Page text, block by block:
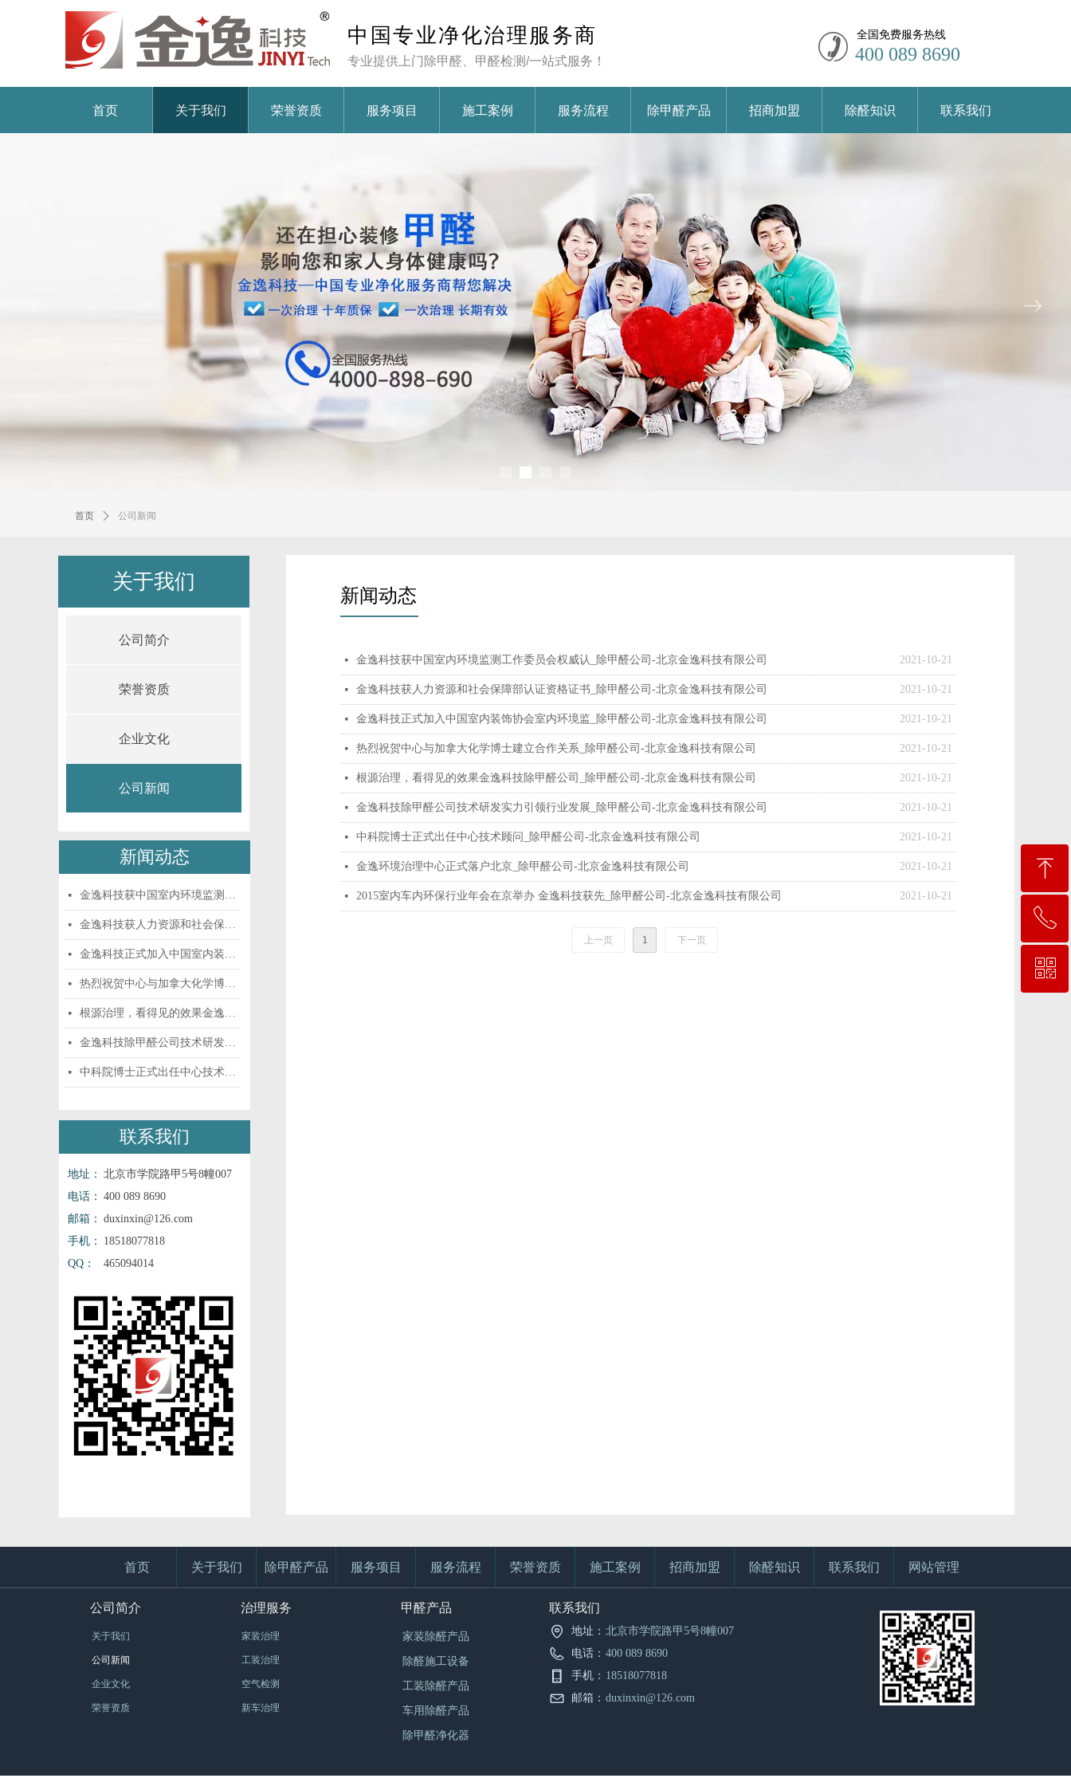
400 089 8690
全国免费服务热线
中国专业净化治理服务商
专业提供上门除甲醛、甲醛检测/一站式服务！
首页 关于我们 荣誉资质 服务项目 施工案例 服务流程 除甲醛产品 招商加盟 除醛知识 联系我们
ꁹ
首页 ꄲ 公司新闻
关于我们
公司简介
荣誉资质
企业文化
公司新闻
新闻动态
넷 金逸科技获中国室内环境监测工作委员会权威认_除甲醛公司-北京金逸科技有限公司
넷 金逸科技获人力资源和社会保障部认证资格证书_除甲醛公司-北京金逸科技有限公司
넷 金逸科技正式加入中国室内装饰协会室内环境监_除甲醛公司-北京金逸科技有限公司
넷 热烈祝贺中心与加拿大化学博士建立合作关系_除甲醛公司-北京金逸科技有限公司
넷 根源治理，看得见的效果金逸科技除甲醛公司_除甲醛公司-北京金逸科技有限公司
넷 金逸科技除甲醛公司技术研发实力引领行业发展_除甲醛公司-北京金逸科技有限公司
넷 中科院博士正式出任中心技术顾问_除甲醛公司-北京金逸科技有限公司
联系我们
地址： 北京市学院路甲5号8幢007
电话： 400 089 8690
邮箱： duxinxin@126.com
手机：
18518077818
QQ：
465094014
新闻动态
2021-10-21
넷 金逸科技获中国室内环境监测工作委员会权威认_除甲醛公司-北京金逸科技有限公司
2021-10-21
넷 金逸科技获人力资源和社会保障部认证资格证书_除甲醛公司-北京金逸科技有限公司
2021-10-21
넷 金逸科技正式加入中国室内装饰协会室内环境监_除甲醛公司-北京金逸科技有限公司
2021-10-21
넷 热烈祝贺中心与加拿大化学博士建立合作关系_除甲醛公司-北京金逸科技有限公司
2021-10-21
넷 根源治理，看得见的效果金逸科技除甲醛公司_除甲醛公司-北京金逸科技有限公司
2021-10-21
넷 金逸科技除甲醛公司技术研发实力引领行业发展_除甲醛公司-北京金逸科技有限公司
2021-10-21
넷 中科院博士正式出任中心技术顾问_除甲醛公司-北京金逸科技有限公司
2021-10-21
넷 金逸环境治理中心正式落户北京_除甲醛公司-北京金逸科技有限公司
2021-10-21
넷 2015室内车内环保行业年会在京举办 金逸科技获先_除甲醛公司-北京金逸科技有限公司
上一页 1 下一页
首页 关于我们 除甲醛产品 服务项目 服务流程 荣誉资质 施工案例 招商加盟 除醛知识 联系我们 网站管理
关于我们
公司新闻
企业文化
荣誉资质
家装治理
工装治理
空气检测
新车治理
家装除醛产品
除醛施工设备
工装除醛产品
车用除醛产品
除甲醛净化器
地址： 北京市学院路甲5号8幢007
电话： 400 089 8690
手机： 18518077818
邮箱： duxinxin@126.com
公司简介 治理服务 甲醛产品 联系我们
ꁸ
回到顶部
ꂅ
4001-566-596
ꀥ